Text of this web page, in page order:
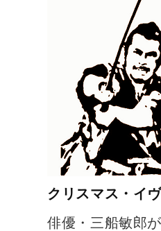
クリスマス・
俳優・三船敏郎